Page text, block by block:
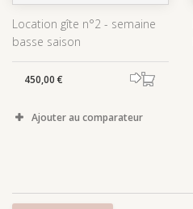
Location gîte n°2 - semaine
basse saison
450,00 €
Ajouter au comparateur